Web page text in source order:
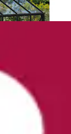
- 146,91